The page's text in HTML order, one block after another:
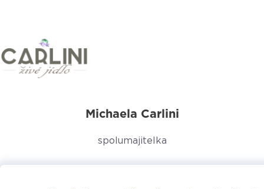
Michaela Carlini
spolumajitelka